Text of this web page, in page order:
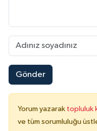
Gönder
Yorum yazarak topluluk
ve tüm sorumluluğu